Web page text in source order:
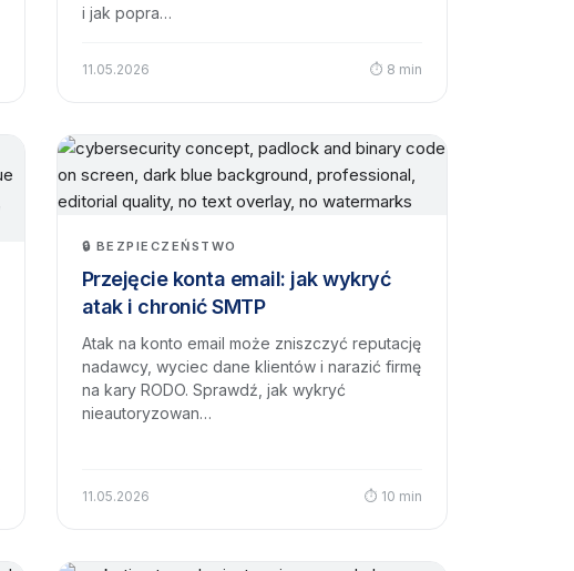
i jak popra…
11.05.2026 ⏱ 8 min
🔒 BEZPIECZEŃSTWO
Przejęcie konta email: jak wykryć
atak i chronić SMTP
Atak na konto email może zniszczyć reputację
nadawcy, wyciec dane klientów i narazić firmę
na kary RODO. Sprawdź, jak wykryć
nieautoryzowan…
11.05.2026 ⏱ 10 min